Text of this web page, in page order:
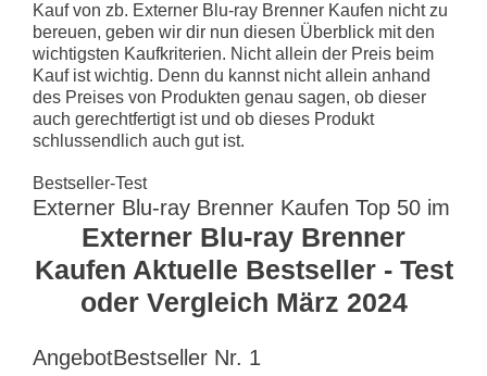
Kauf von zb. Externer Blu-ray Brenner Kaufen nicht zu
bereuen, geben wir dir nun diesen Überblick mit den
wichtigsten Kaufkriterien. Nicht allein der Preis beim
Kauf ist wichtig. Denn du kannst nicht allein anhand
des Preises von Produkten genau sagen, ob dieser
auch gerechtfertigt ist und ob dieses Produkt
schlussendlich auch gut ist.
Bestseller-Test
Externer Blu-ray Brenner Kaufen Top 50 im
Externer Blu-ray Brenner
Kaufen Aktuelle Bestseller - Test
oder Vergleich März 2024
AngebotBestseller Nr. 1